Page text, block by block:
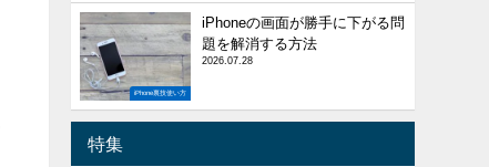
iPhone裏技使い方
iPhoneの画面が勝手に下がる問
題を解消する方法
2026.07.28
特集